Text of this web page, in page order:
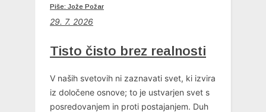
Piše: Jože Požar
29. 7. 2026
Tisto čisto brez realnosti
V naših svetovih ni zaznavati svet, ki izvira
iz določene osnove; to je ustvarjen svet s
posredovanjem in proti postajanjem. Duh